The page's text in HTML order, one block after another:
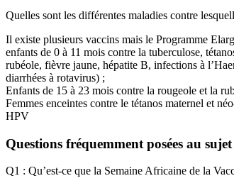
Quelles sont les différentes maladies contre
Il existe plusieurs vaccins mais le Programme
enfants de 0 à 11 mois contre la tuberculose,
rubéole, fièvre jaune, hépatite B, infections à
diarrhées à rotavirus) ;
Enfants de 15 à 23 mois contre la rougeole et la
Femmes enceintes contre le tétanos maternel et
HPV
Questions fréquemment posées au
Q1 : Qu’est-ce que la Semaine Africaine de la